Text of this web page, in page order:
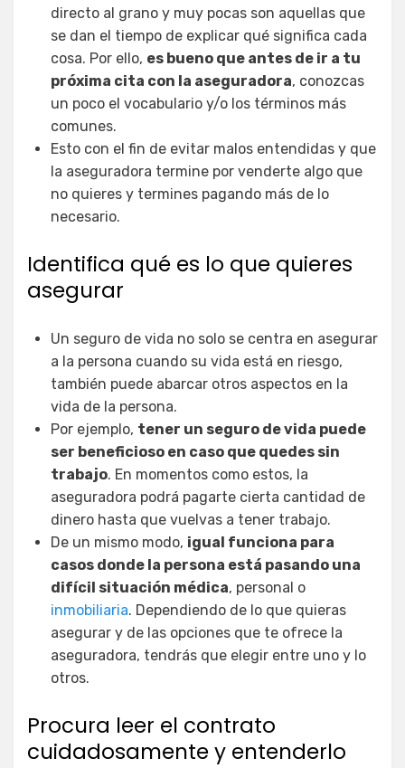
directo al grano y muy pocas son aquellas que
se dan el tiempo de explicar qué significa cada
cosa. Por ello, es bueno que antes de ir a tu
próxima cita con la aseguradora, conozcas
un poco el vocabulario y/o los términos más
comunes.
Esto con el fin de evitar malos entendidas y que
la aseguradora termine por venderte algo que
no quieres y termines pagando más de lo
necesario.
Identifica qué es lo que quieres
asegurar
Un seguro de vida no solo se centra en asegurar
a la persona cuando su vida está en riesgo,
también puede abarcar otros aspectos en la
vida de la persona.
Por ejemplo, tener un seguro de vida puede
ser beneficioso en caso que quedes sin
trabajo. En momentos como estos, la
aseguradora podrá pagarte cierta cantidad de
dinero hasta que vuelvas a tener trabajo.
De un mismo modo, igual funciona para
casos donde la persona está pasando una
difícil situación médica, personal o
inmobiliaria. Dependiendo de lo que quieras
asegurar y de las opciones que te ofrece la
aseguradora, tendrás que elegir entre uno y lo
otros.
Procura leer el contrato
cuidadosamente y entenderlo